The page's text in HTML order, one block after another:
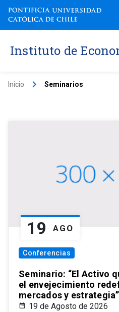
Instituto de
Inicio keyboard_arrow_right Seminarios
19 AGO
Conferencias
Seminario: “El Activo
el envejecimiento
mercados y estrategia”
19 de Agosto de 2026